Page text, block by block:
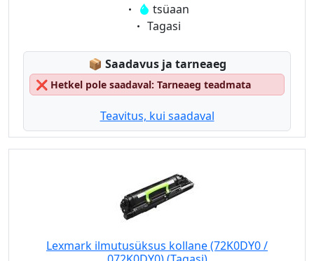
Eigenschaft:
tsüaan
Eigenschaft:
Tagasi
📦 Lagerstatus:
Saadavus ja tarneaeg
❌ Hetkel pole saadaval: Tarneaeg teadmata
Teavitus, kui saadaval
Lexmark ilmutusüksus kollane (72K0DY0 /